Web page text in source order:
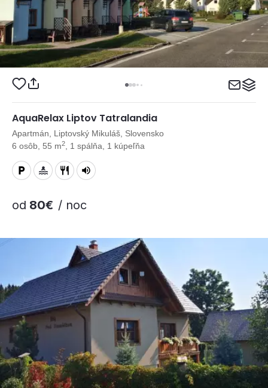
AquaRelax Liptov Tatralandia
Apartmán, Liptovský Mikuláš, Slovensko
6 osôb, 55 m2 , 1 spálňa, 1 kúpeľňa
od 80€ / noc